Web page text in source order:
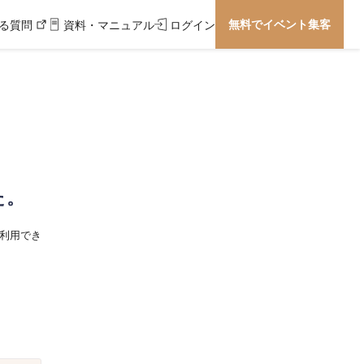
質問 資料・マニュアル ログイン 無料でイベント集客
用でき